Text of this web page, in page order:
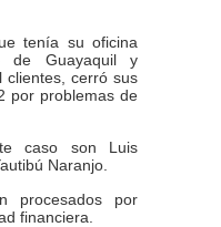
tenía su oficina
de Guayaquil y
clientes, cerró sus
por problemas de
caso son Luis
Naranjo.
procesados por
financiera.